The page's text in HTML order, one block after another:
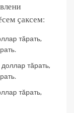
ҫаксем:
тӑрать,
тӑрать,
тӑрать,